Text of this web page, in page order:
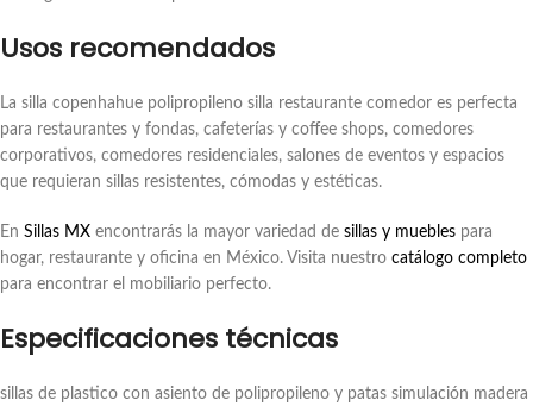
Usos recomendados
La silla copenhahue polipropileno silla restaurante comedor es perfecta
para restaurantes y fondas, cafeterías y coffee shops, comedores
corporativos, comedores residenciales, salones de eventos y espacios
que requieran sillas resistentes, cómodas y estéticas.
En Sillas MX encontrarás la mayor variedad de sillas y muebles para
hogar, restaurante y oficina en México. Visita nuestro catálogo completo
para encontrar el mobiliario perfecto.
Especificaciones técnicas
sillas de plastico con asiento de polipropileno y patas simulación madera